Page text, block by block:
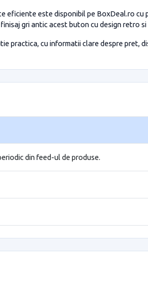
eficiente este disponibil pe BoxDeal.ro
gri antic acest buton cu design
practica, cu informatii clare despre pret,
din feed-ul de produse.